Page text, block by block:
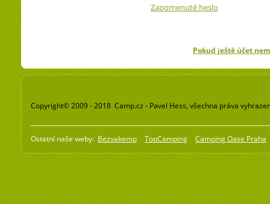
Zapomenuté heslo
Pokud ještě účet
Copyright© 2009 - 2018 Camp.cz - Pavel Hess, všechna práva
Ostatní naše weby: Bezvakemp TopCamping Camping Oase Praha